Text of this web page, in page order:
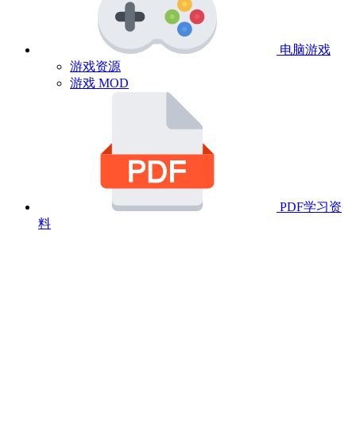
电脑游戏
游戏资源
游戏 MOD
PDF学习资
料